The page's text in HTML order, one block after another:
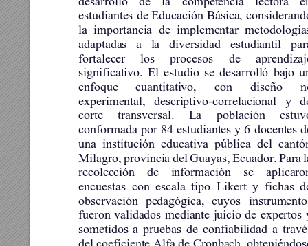
estudiantes de Educación Básica,
la importancia de implementar
adaptadas
a la diversidad estudiantil
fortalecer
los procesos de
significativo. El estudio se desarrolló bajo
enfoque
cuantitativo, con diseño
experimental,
descriptivo-correlacional y
corte
transversal. La población
conformada por 84 estudiantes y 6 docentes
una institución educativa pública del
Milagro, provincia del Guayas, Ecuador. Para
recolección
de información se
encuestas con escala tipo Likert y fichas
observación
pedagógica, cuyos
fueron validados mediante juicio de expertos
sometidos a pruebas de confiabilidad a
del coeficiente Alfa de Cronbach,